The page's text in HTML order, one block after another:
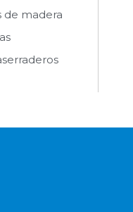
de madera
Ver producto